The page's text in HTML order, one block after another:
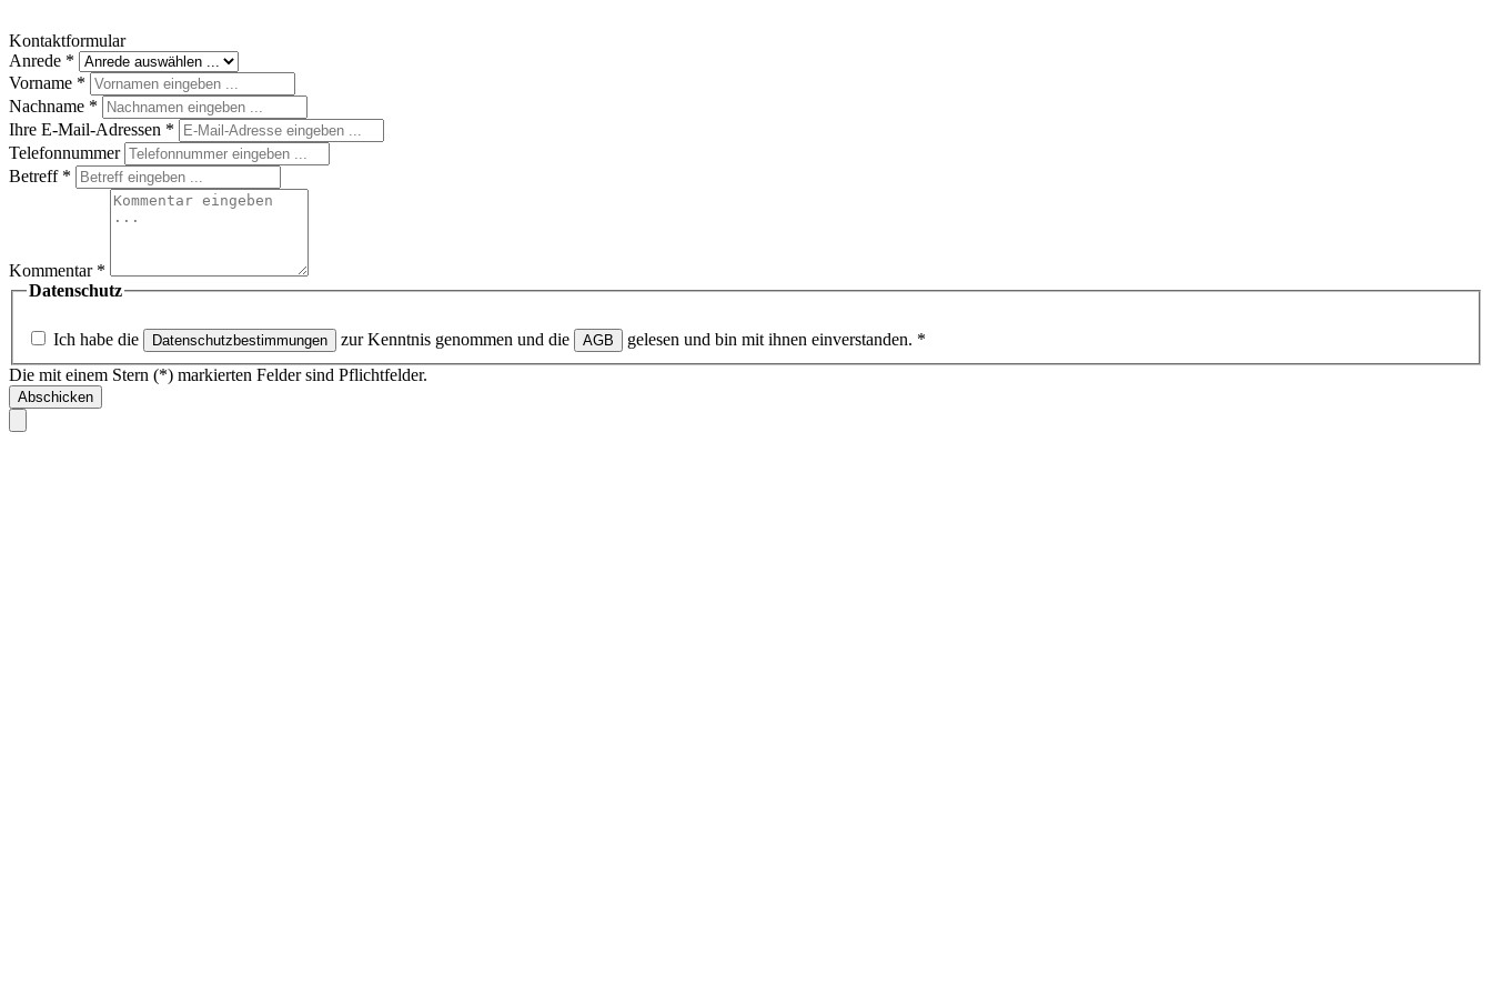
Kontaktformular
Anrede *
Vorname *
Nachname *
Ihre E-Mail-Adressen *
Telefonnummer
Betreff *
Kommentar *
Datenschutz
Ich habe die Datenschutzbestimmungen zur Kenntnis genommen und die AGB gelesen und bin mit ihnen einverstanden. *
Die mit einem Stern (*) markierten Felder sind Pflichtfelder.
Abschicken